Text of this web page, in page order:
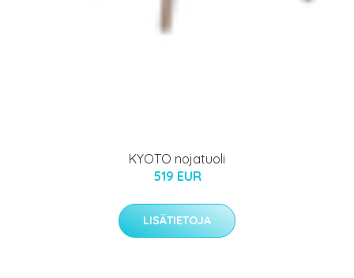
KYOTO nojatuoli
519 EUR
LISÄTIETOJA